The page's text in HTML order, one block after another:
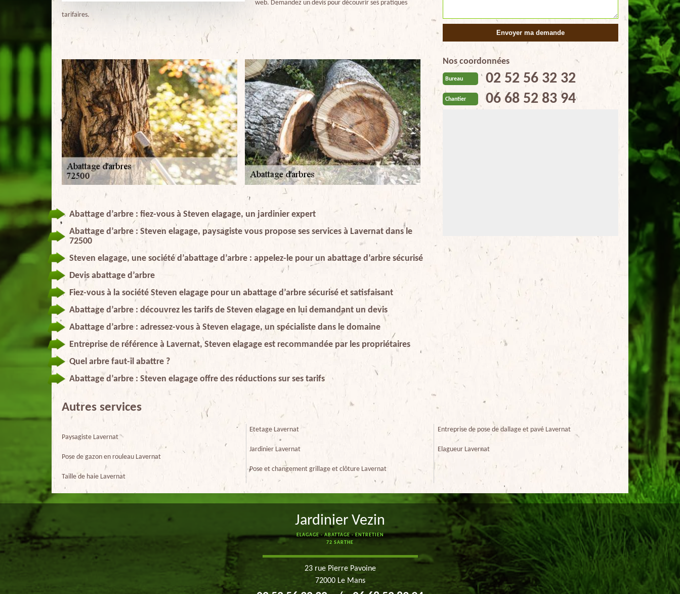
web. Demandez un devis pour découvrir ses pratiques
tarifaires.
Abattage d’arbre : fiez-vous à Steven elagage, un jardinier expert
Abattage d’arbre : Steven elagage, paysagiste vous propose ses services à Lavernat dans le
72500
Steven elagage, une société d’abattage d’arbre : appelez-le pour un abattage d’arbre sécurisé
Devis abattage d’arbre
Fiez-vous à la société Steven elagage pour un abattage d’arbre sécurisé et satisfaisant
Abattage d’arbre : découvrez les tarifs de Steven elagage en lui demandant un devis
Abattage d’arbre : adressez-vous à Steven elagage, un spécialiste dans le domaine
Entreprise de référence à Lavernat, Steven elagage est recommandée par les propriétaires
Quel arbre faut-il abattre ?
Abattage d’arbre : Steven elagage offre des réductions sur ses tarifs
Nos coordonnées
Bureau 02 52 56 32 32
Chantier 06 68 52 83 94
Autres services
Paysagiste Lavernat
Pose de gazon en rouleau Lavernat
Taille de haie Lavernat
Etetage Lavernat
Jardinier Lavernat
Pose et changement grillage et clôture Lavernat
Entreprise de pose de dallage et pavé Lavernat
Elagueur Lavernat
Jardinier Vezin
ELAGAGE - ABATTAGE - ENTRETIEN
72 SARTHE
23 rue Pierre Pavoine
72000 Le Mans